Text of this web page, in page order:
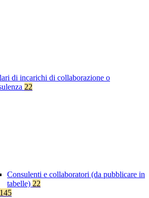
di incarichi di collaborazione o
22
Consulenti e collaboratori (da pubblicare in
tabelle) 22
145